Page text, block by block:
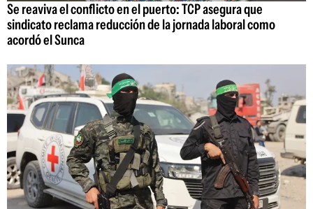
Se reaviva el conflicto en el puerto: TCP asegura que
sindicato reclama reducción de la jornada laboral como
acordó el Sunca